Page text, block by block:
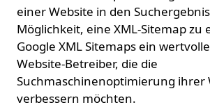
einer Website in den
Möglichkeit, eine XML-Sitemap zu
Google XML Sitemaps ein
Website-Betreiber, die die
Suchmaschinenoptimierung ihrer
verbessern möchten.